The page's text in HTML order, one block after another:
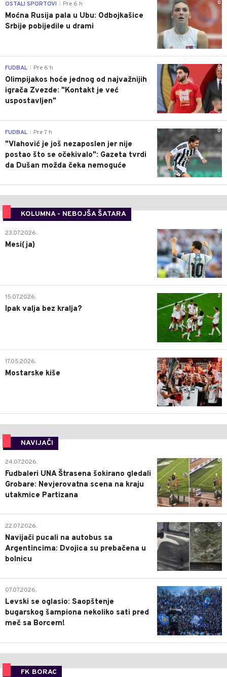
0
OSTALI SPORTOVI Pre 6 h
Moćna Rusija pala u Ubu: Odbojkašice
Srbije pobijedile u drami
0
FUDBAL Pre 6 h
Olimpijakos hoće jednog od najvažnijih
igrača Zvezde: "Kontakt je već
uspostavljen"
0
FUDBAL Pre 7 h
"Vlahović je još nezaposlen jer nije
postao što se očekivalo": Gazeta tvrdi
da Dušan možda čeka nemoguće
KOLUMNA - NEBOJŠA ŠATARA
0
23.07.2026.
Mesi(ja)
2
15.07.2026.
Ipak valja bez kralja?
0
17.05.2026.
Mostarske kiše
NAVIJAČI
0
24.07.2026.
Fudbaleri UNA Štrasena šokirano gledali
Grobare: Nevjerovatna scena na kraju
utakmice Partizana
0
22.07.2026.
Navijači pucali na autobus sa
Argentincima: Dvojica su prebačena u
bolnicu
1
07.07.2026.
Levski se oglasio: Saopštenje
bugarskog šampiona nekoliko sati pred
meč sa Borcem!
FK BORAC